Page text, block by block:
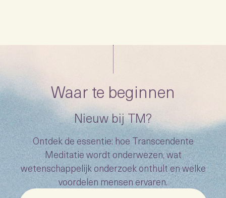
Waar te beginnen
Nieuw bij TM?
Ontdek de essentie: hoe Transcendente
Meditatie wordt onderwezen, wat
wetenschappelijk onderzoek onthult en welke
voordelen mensen ervaren.